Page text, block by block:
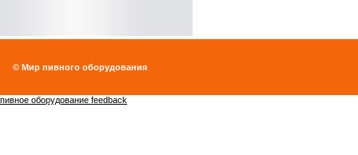
© Мир пивного оборудования
пивное оборудование feedback